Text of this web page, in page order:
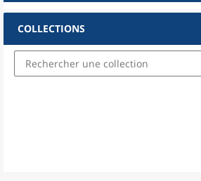
COLLECTIONS